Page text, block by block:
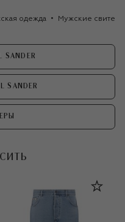
одежда Мужские свитеры
SANDER